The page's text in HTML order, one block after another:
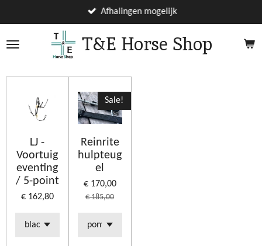
direct
naar
T&E Horse Shop
Afhalingen mogelijk
LJ -
Voortuig
eventing
/ 5-point
€ 162,80
Sale!
Reinrite
hulpteug
el
€ 170,00
€ 185,00